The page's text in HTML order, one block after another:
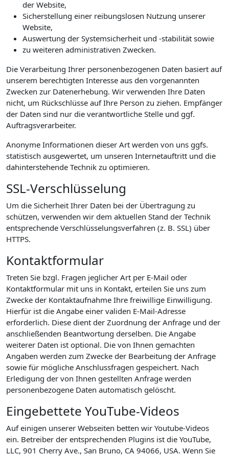
der Website,
Sicherstellung einer reibungslosen Nutzung unserer
Website,
Auswertung der Systemsicherheit und -stabilität sowie
zu weiteren administrativen Zwecken.
Die Verarbeitung Ihrer personenbezogenen Daten basiert auf
unserem berechtigten Interesse aus den vorgenannten
Zwecken zur Datenerhebung. Wir verwenden Ihre Daten
nicht, um Rückschlüsse auf Ihre Person zu ziehen. Empfänger
der Daten sind nur die verantwortliche Stelle und ggf.
Auftragsverarbeiter.
Anonyme Informationen dieser Art werden von uns ggfs.
statistisch ausgewertet, um unseren Internetauftritt und die
dahinterstehende Technik zu optimieren.
SSL-Verschlüsselung
Um die Sicherheit Ihrer Daten bei der Übertragung zu
schützen, verwenden wir dem aktuellen Stand der Technik
entsprechende Verschlüsselungsverfahren (z. B. SSL) über
HTTPS.
Kontaktformular
Treten Sie bzgl. Fragen jeglicher Art per E-Mail oder
Kontaktformular mit uns in Kontakt, erteilen Sie uns zum
Zwecke der Kontaktaufnahme Ihre freiwillige Einwilligung.
Hierfür ist die Angabe einer validen E-Mail-Adresse
erforderlich. Diese dient der Zuordnung der Anfrage und der
anschließenden Beantwortung derselben. Die Angabe
weiterer Daten ist optional. Die von Ihnen gemachten
Angaben werden zum Zwecke der Bearbeitung der Anfrage
sowie für mögliche Anschlussfragen gespeichert. Nach
Erledigung der von Ihnen gestellten Anfrage werden
personenbezogene Daten automatisch gelöscht.
Eingebettete YouTube-Videos
Auf einigen unserer Webseiten betten wir Youtube-Videos
ein. Betreiber der entsprechenden Plugins ist die YouTube,
LLC, 901 Cherry Ave., San Bruno, CA 94066, USA. Wenn Sie